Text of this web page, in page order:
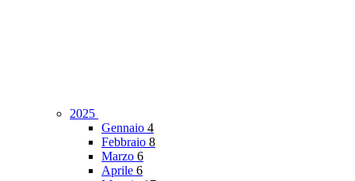
2025
Gennaio 4
Febbraio 8
Marzo 6
Aprile 6